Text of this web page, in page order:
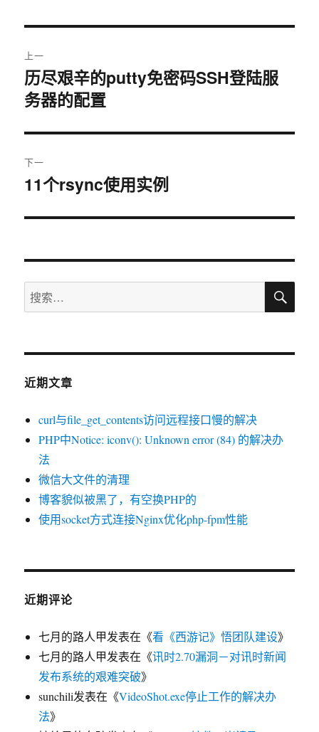
章
导
航
上一
上
篇
章：
历尽艰辛的putty免密码SSH登陆服
务器的配置
下一
下
文
11个rsync使用实例
搜
索：
搜
近期文章
curl与file_get_contents访问远程接口慢的解决
PHP中Notice: iconv(): Unknown error (84) 的解决办
法
微信大文件的清理
博客貌似被黑了，有空换PHP的
使用socket方式连接Nginx优化php-fpm性能
近期评论
七月的路人甲发表在《看《西游记》悟团队建设》
七月的路人甲发表在《讯时2.70漏洞－对讯时新闻
发布系统的艰难突破》
sunchili发表在《VideoShot.exe停止工作的解决办
法》